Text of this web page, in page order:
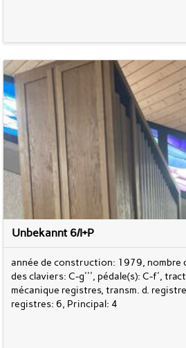
Unbekannt 6/I+P
année de construction: 1979, nombre
des claviers: C-g''', pédale(s): C-f',
mécanique registres, transm. d.
registres: 6, Principal: 4